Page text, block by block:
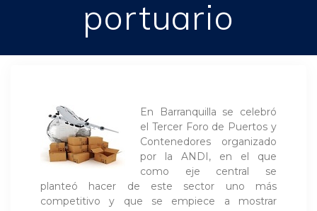
portuario
En Barranquilla se celebró
el Tercer Foro de Puertos y
Contenedores organizado
por la ANDI, en el que
como eje central se
planteó hacer de este sector uno más
competitivo y que se empiece a mostrar